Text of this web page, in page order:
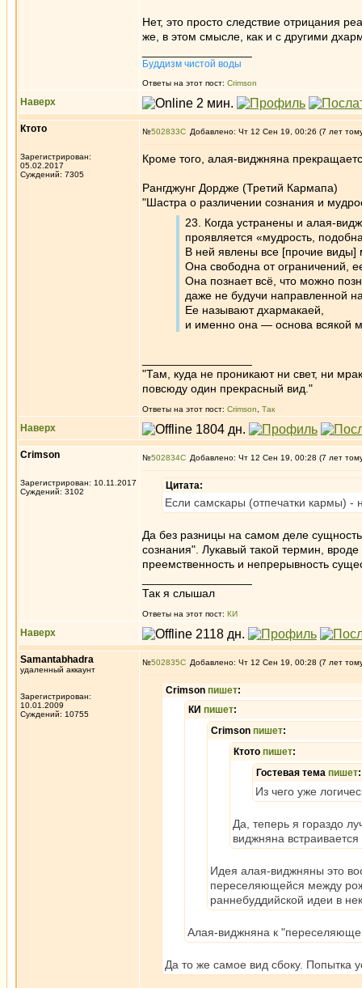
Нет, это просто следствие отрицания
же, в этом смысле, как и с другими
Буддизм чистой воды
Ответы на этот пост: Crimson
Наверх
Ктото
Зарегистрирован:
05.02.2017
Суждений: 7305
№502833 Добавлено: Чт 12 Сен 19, 00:26 (7 лет
Кроме того, алая-виджняна
Рангджунг Дордже (Третий Кармапа)
"Шастра о различении сознания и
23. Когда устранены и алая-
проявляется «мудрость,
В ней явлены все [прочие виды]
Она свободна от ограничений,
Она познает всё, что можно
даже не будучи направленной
Ее называют дхармакаей,
и именно она — основа всякой
"Там, куда не проникают ни свет, ни
повсюду один прекрасный вид."
Ответы на этот пост: Crimson Так
Наверх
Crimson
Зарегистрирован: 10.11.2017
Суждений: 3102
№502834 Добавлено: Чт 12 Сен 19, 00:28 (7 лет
Цитата:
Если самскары (отпечатки кармы) -
Да без разницы на самом деле
сознания". Лукавый такой термин,
преемственность и непрерывность
Так я слышал
Ответы на этот пост: КИ
Наверх
Samantabhadra
удаленный аккаунт
Зарегистрирован:
10.01.2009
Суждений: 10755
№502835 Добавлено: Чт 12 Сен 19, 00:28 (7 лет
Crimson пишет:
КИ пишет:
Crimson пишет:
Ктото пишет:
Гостевая тема пишет:
Из чего уже
Да, теперь я гораздо
виджняна
Идея алая-виджняны это
переселяющейся между
раннебуддийской идеи в
Алая-виджняна к
Да то же самое вид сбоку. Попытка